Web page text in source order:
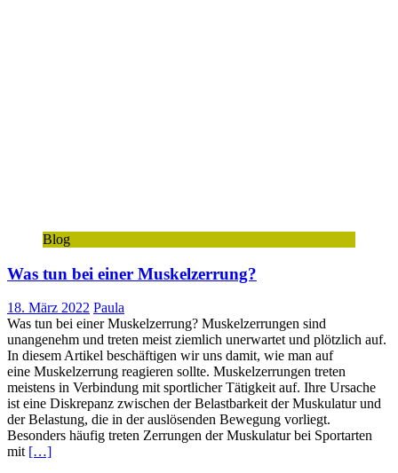
Blog
Was tun bei einer Muskelzerrung?
18. März 2022 Paula
Was tun bei einer Muskelzerrung? Muskelzerrungen sind
unangenehm und treten meist ziemlich unerwartet und plötzlich auf.
In diesem Artikel beschäftigen wir uns damit, wie man auf
eine Muskelzerrung reagieren sollte. Muskelzerrungen treten
meistens in Verbindung mit sportlicher Tätigkeit auf. Ihre Ursache
ist eine Diskrepanz zwischen der Belastbarkeit der Muskulatur und
der Belastung, die in der auslösenden Bewegung vorliegt.
Besonders häufig treten Zerrungen der Muskulatur bei Sportarten
mit […]